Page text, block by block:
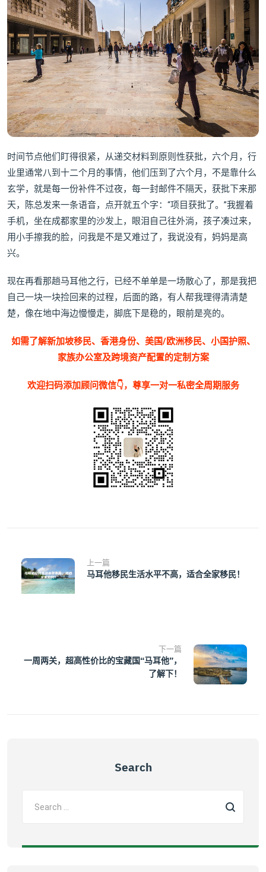
时间节点他们盯得很紧，从递交材料到原则性获批，六个月，行
业里通常八到十二个月的事情，他们压到了六个月，不是靠什么
玄学，就是每一份补件不过夜，每一封邮件不隔天，获批下来那
天，陈总发来一条语音，点开就五个字：“项目获批了。”我握着
手机，坐在成都家里的沙发上，眼泪自己往外淌，孩子凑过来，
用小手擦我的脸，问我是不是又难过了，我说没有，妈妈是高
兴。
现在再看那趟马耳他之行，已经不单单是一场散心了，那是我把
自己一块一块捡回来的过程，后面的路，有人帮我理得清清楚
楚，像在地中海边慢慢走，脚底下是稳的，眼前是亮的。
如需了解新加坡移民、香港身份、美国/欧洲移民、小国护照、
家族办公室及跨境资产配置的定制方案
欢迎扫码添加顾问微信👇，尊享一对一私密全周期服务
上一篇
马耳他移民生活水平不高，适合全家移民！
下一篇
一周两关，超高性价比的宝藏国“马耳他”，
了解下！
Search